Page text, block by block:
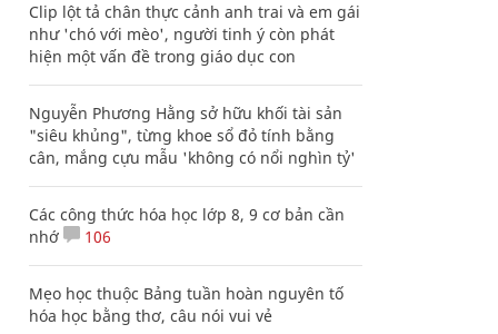
Clip lột tả chân thực cảnh anh trai và em gái
như 'chó với mèo', người tinh ý còn phát
hiện một vấn đề trong giáo dục con
Nguyễn Phương Hằng sở hữu khối tài sản
"siêu khủng", từng khoe sổ đỏ tính bằng
cân, mắng cựu mẫu 'không có nổi nghìn tỷ'
Các công thức hóa học lớp 8, 9 cơ bản cần
nhớ
106
Mẹo học thuộc Bảng tuần hoàn nguyên tố
hóa học bằng thơ, câu nói vui vẻ